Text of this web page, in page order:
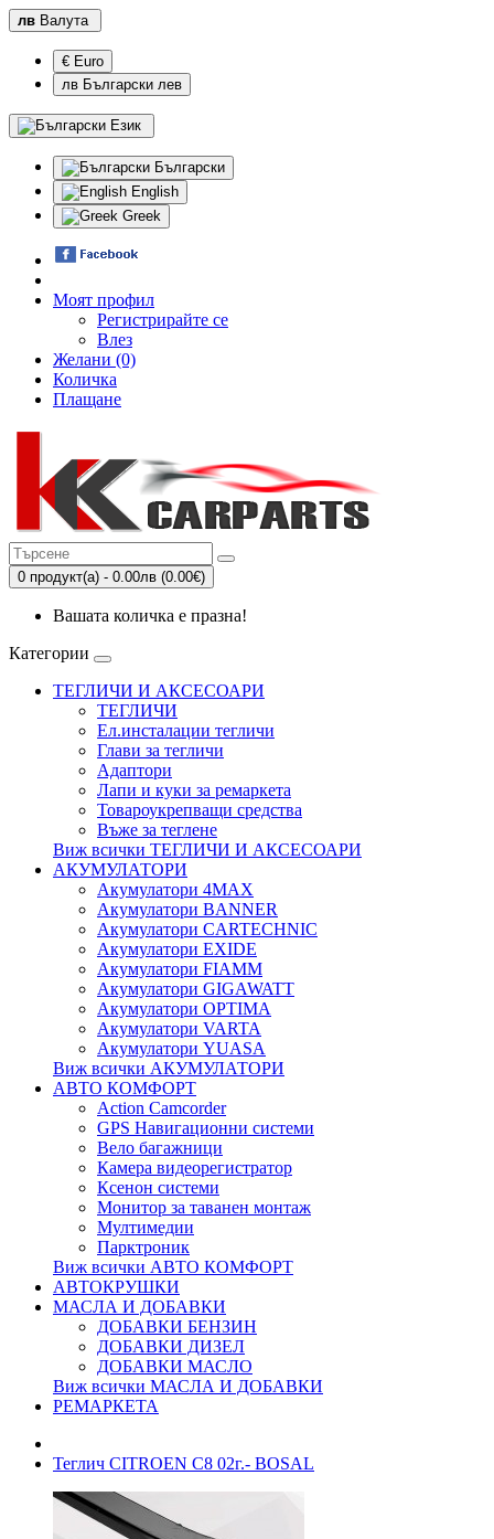
лв Валута
€ Euro
лв Български лев
Език
Български
English
Greek
Моят профил
Регистрирайте се
Влез
Желани (0)
Количка
Плащане
0 продукт(а) - 0.00лв (0.00€)
Вашата количка е празна!
Категории
ТЕГЛИЧИ И АКСЕСОАРИ
ТЕГЛИЧИ
Eл.инсталации тегличи
Глави за тегличи
Адаптори
Лапи и куки за ремаркета
Товароукрепващи средства
Въже за теглене
Виж всички ТЕГЛИЧИ И АКСЕСОАРИ
АКУМУЛАТОРИ
Акумулатори 4MAX
Акумулатори BANNER
Акумулатори CARTECHNIC
Акумулатори EXIDE
Акумулатори FIAMM
Акумулатори GIGAWATT
Акумулатори OPTIMA
Акумулатори VARTA
Акумулатори YUASA
Виж всички АКУМУЛАТОРИ
АВТО КОМФОРТ
Action Camcorder
GPS Навигационни системи
Вело багажници
Камера видеорегистратор
Ксенон системи
Монитор за таванен монтаж
Мултимедии
Парктроник
Виж всички АВТО КОМФОРТ
АВТОКРУШКИ
МАСЛА И ДОБАВКИ
ДОБАВКИ БЕНЗИН
ДОБАВКИ ДИЗЕЛ
ДОБАВКИ МАСЛО
Виж всички МАСЛА И ДОБАВКИ
РЕМАРКЕТА
Теглич CITROEN C8 02г.- BOSAL